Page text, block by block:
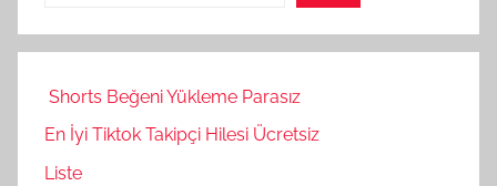
Shorts Beğeni Yükleme Parasız
En İyi Tiktok Takipçi Hilesi Ücretsiz
Liste